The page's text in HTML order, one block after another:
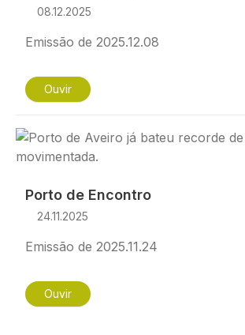
08.12.2025
Emissão de 2025.12.08
Ouvir
Imagem
Porto de Encontro
24.11.2025
Emissão de 2025.11.24
Ouvir